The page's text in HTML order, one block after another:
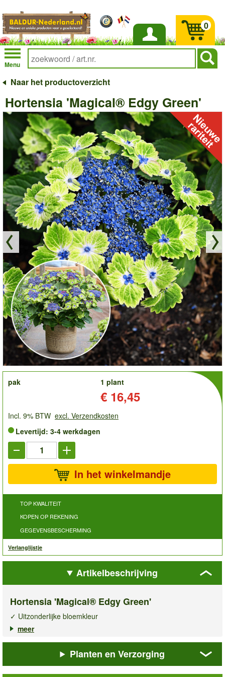
Inloggen
Menu
0
Naar het productoverzicht
Hortensia 'Magical® Edgy Green'
order
pak
1 plant
€ 16,45
Incl. 9% BTW excl. Verzendkosten
Levertijd: 3-4 werkdagen
In het winkelmandje
TOP KWALITEIT
KOPEN OP REKENING
GEGEVENSBESCHERMING
Verlanglijstje
Artikelbeschrijving
Hortensia 'Magical® Edgy Green'
✓ Uitzonderlijke bloemkleur
✓ Blikvanger in border & pot
hortensia Magical® Edgy Greenvalt direct op door haar
bijzondere kleurenspel en moderne uitstraling. De grote
schermbloemen bloeien van juli tot september in fris
meer
Planten en Verzorging